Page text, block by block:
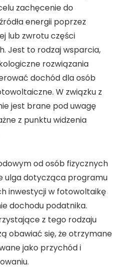
zachęcenie do
energii poprzez
lub zwrotu części
Jest to rodzaj wsparcia,
rozwiązania
dochóddla osób
. W związku z
jest brane pod uwagę
z punktu widzenia
od osób fizycznych
ulgadotycząca programu
inwestycji w fotowoltaikę
dochodu podatnika.
z tego rodzaju
obawiać się, że otrzymane
jako przychódi